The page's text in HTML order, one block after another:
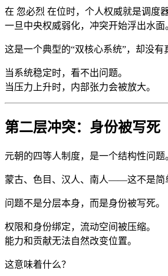
在 忽必烈 在位时，个人权威就是调度器
一旦中央权威弱化，冲突开始浮出水面
这是一个典型的“双核心系统”，却没有
当系统稳定时，看不出问题。
当压力上升时，内部张力会被放大。
第二层冲突：身份被写死
元朝的四等人制度，是一个结构性问题
蒙古、色目、汉人、南人——这不是简
问题不是分层本身，而是身份被写死。
权限和身份绑定，流动空间被压缩。
能力和贡献无法自然改变位置。
这意味着什么？